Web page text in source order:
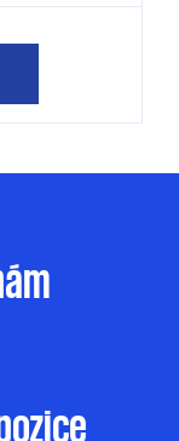
atp.),
pro
údaje